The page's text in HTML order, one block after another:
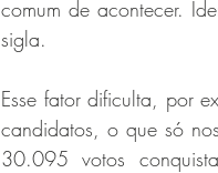
comum de acontecer.
sigla.
Esse fator dificulta, por
candidatos, o que só
30.095 votos